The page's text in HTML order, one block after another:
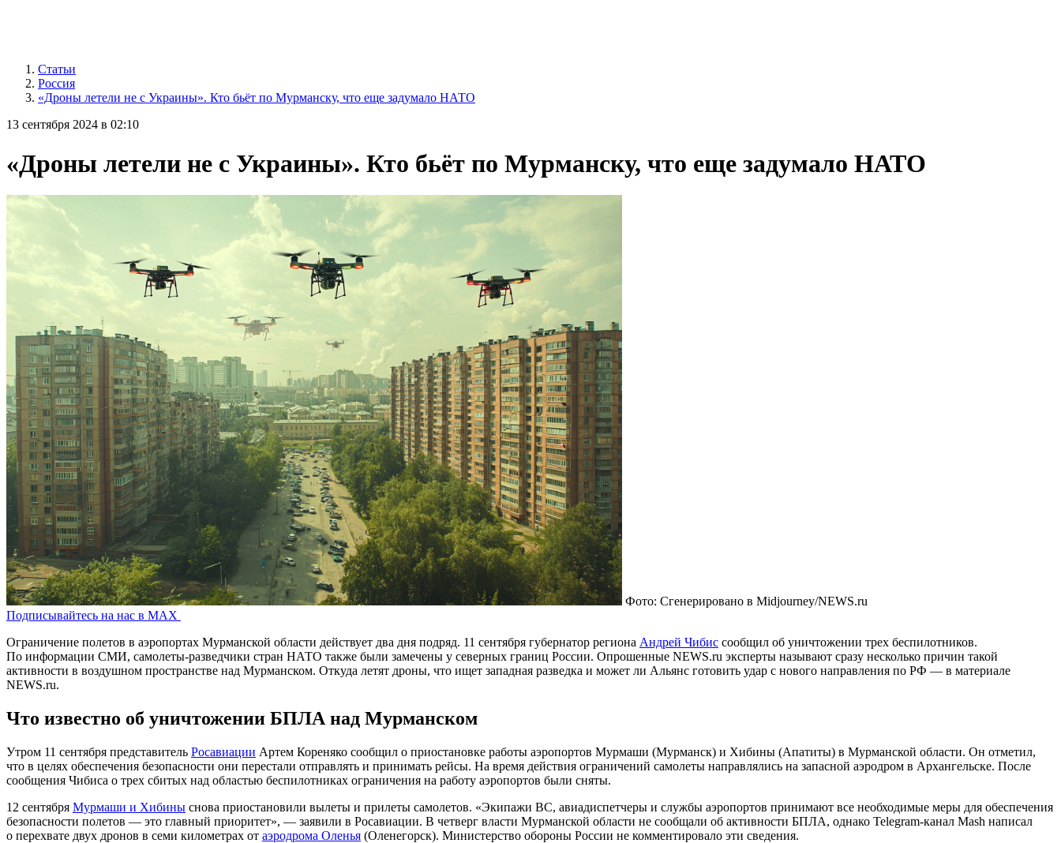
Статьи
Россия
«Дроны летели не с Украины». Кто бьёт по Мурманску, что еще задумало НАТО
13 сентября 2024 в 02:10
«Дроны летели не с Украины». Кто бьёт по Мурманску, что еще задумало НАТО
Фото: Сгенерировано в Midjourney/NEWS.ru
Подписывайтесь на нас в MAX
Ограничение полетов в аэропортах Мурманской области действует два дня подряд. 11 сентября губернатор региона Андрей Чибис сообщил об уничтожении трех беспилотников.
По информации СМИ, самолеты-разведчики стран НАТО также были замечены у северных границ России. Опрошенные NEWS.ru эксперты называют сразу несколько причин такой
активности в воздушном пространстве над Мурманском. Откуда летят дроны, что ищет западная разведка и может ли Альянс готовить удар с нового направления по РФ — в материале
NEWS.ru.
Что известно об уничтожении БПЛА над Мурманском
Утром 11 сентября представитель Росавиации Артем Кореняко сообщил о приостановке работы аэропортов Мурмаши (Мурманск) и Хибины (Апатиты) в Мурманской области. Он отметил,
что в целях обеспечения безопасности они перестали отправлять и принимать рейсы. На время действия ограничений самолеты направлялись на запасной аэродром в Архангельске. После
сообщения Чибиса о трех сбитых над областью беспилотниках ограничения на работу аэропортов были сняты.
12 сентября Мурмаши и Хибины снова приостановили вылеты и прилеты самолетов. «Экипажи ВС, авиадиспетчеры и службы аэропортов принимают все необходимые меры для обеспечения
безопасности полетов — это главный приоритет», — заявили в Росавиации. В четверг власти Мурманской области не сообщали об активности БПЛА, однако Telegram-канал Mash написал
о перехвате двух дронов в семи километрах от аэродрома Оленья (Оленегорск). Министерство обороны России не комментировало эти сведения.